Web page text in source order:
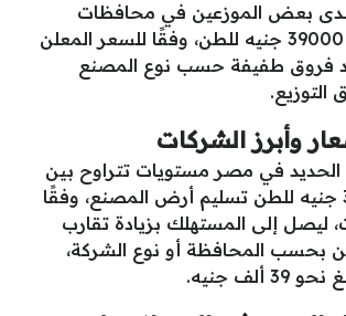
بعض الموزعين في محافظات
الجمهورية نحو 39000 جنيه للطن، وفقًا للسعر المعلن
فروق طفيفة حسب نوع المصنع
التوزيع.
وأبرز الشركات
في مصر مستويات تتراوح بين
39000 و39850 جنيه للطن تسليم أرض المصنع، وفقًا
ليصل إلى المستهلك بزيادة تقارب
للطن بحسب المحافظة أو نوع الشركة،
جنيه.